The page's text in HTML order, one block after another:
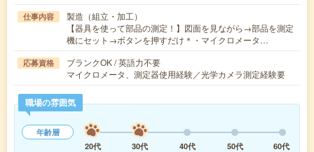
仕事内容
製造（組立・加工）
【器具を使って部品の測定！】図面を見ながら→部品を測定
機にセット→ボタンを押すだけ＊・マイクロメータ…
応募資格
ブランクOK / 英語力不要
マイクロメータ、測定器使用経験／光学カメラ測定経験要
職場の雰囲気
年齢層
20代
30代 40代 50代
60代